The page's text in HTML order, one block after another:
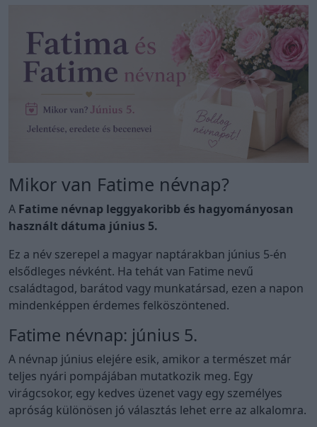
Mikor van Fatime névnap?
A Fatime névnap leggyakoribb és hagyományosan
használt dátuma június 5.
Ez a név szerepel a magyar naptárakban június 5-én
elsődleges névként. Ha tehát van Fatime nevű
családtagod, barátod vagy munkatársad, ezen a napon
mindenképpen érdemes felköszöntened.
Fatime névnap: június 5.
A névnap június elejére esik, amikor a természet már
teljes nyári pompájában mutatkozik meg. Egy
virágcsokor, egy kedves üzenet vagy egy személyes
apróság különösen jó választás lehet erre az alkalomra.